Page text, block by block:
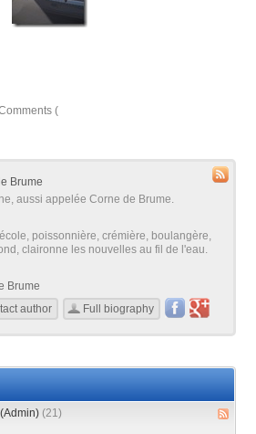
(
Brume
aussi appelée Corne de Brume.
poissonnière, crémière, boulangère,
claironne les nouvelles au fil de l'eau.
Brume
author
Full biography
(21)